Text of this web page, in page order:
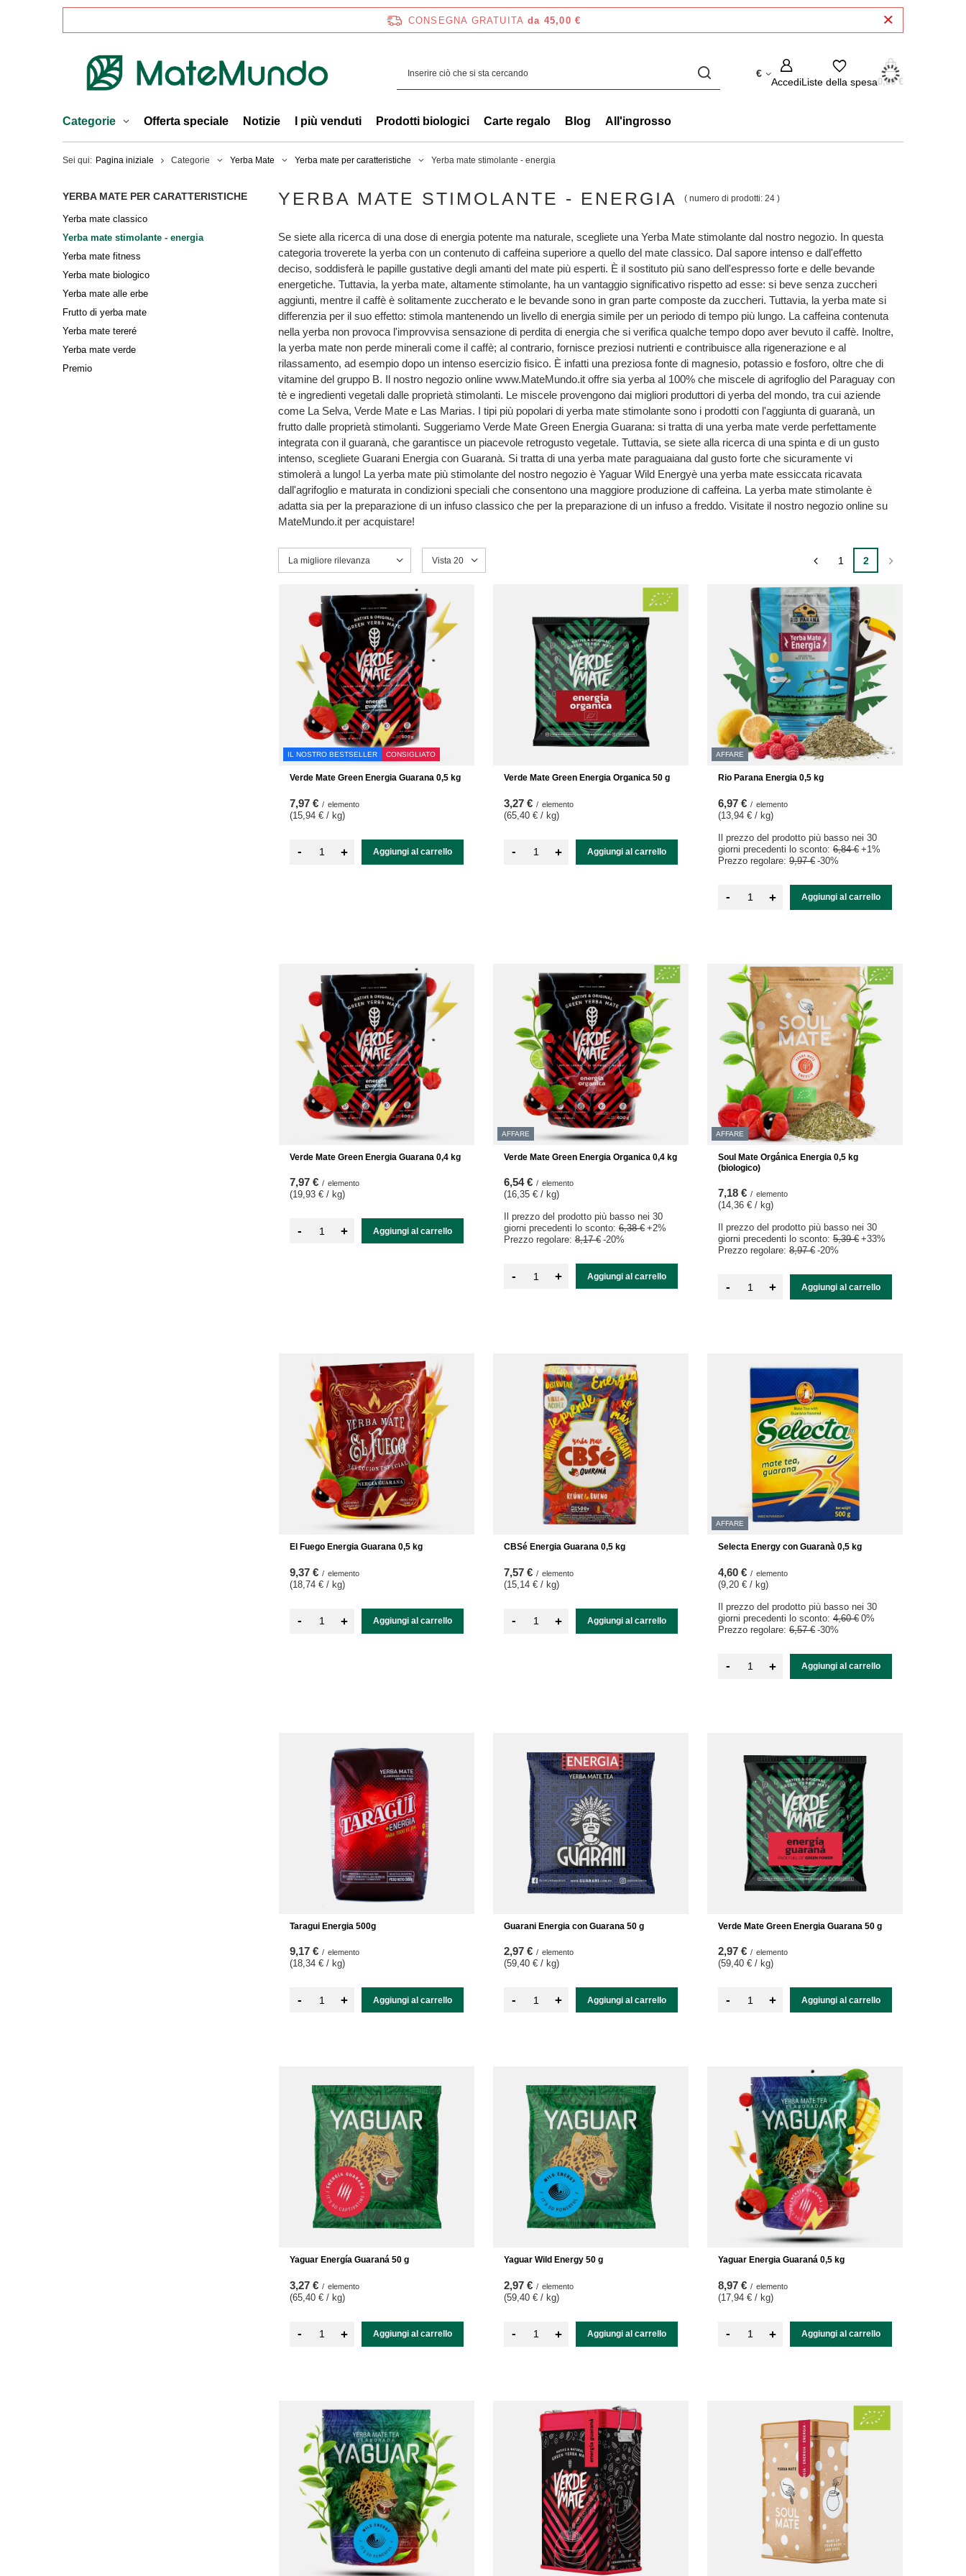
CONSEGNA GRATUITA da 45,00 €
€
AccediListe della spesa0,00 €
Categorie Offerta speciale Notizie I più venduti Prodotti biologici Carte regalo Blog All'ingrosso
Sei qui: Pagina iniziale Categorie Yerba Mate Yerba mate per caratteristiche Yerba mate stimolante - energia
YERBA MATE PER CARATTERISTICHE
Yerba mate classico
Yerba mate stimolante - energia
Yerba mate fitness
Yerba mate biologico
Yerba mate alle erbe
Frutto di yerba mate
Yerba mate tereré
Yerba mate verde
Premio
YERBA MATE STIMOLANTE - ENERGIA ( numero di prodotti: 24 )
Se siete alla ricerca di una dose di energia potente ma naturale, scegliete una Yerba Mate stimolante dal nostro negozio. In questa
categoria troverete la yerba con un contenuto di caffeina superiore a quello del mate classico. Dal sapore intenso e dall'effetto
deciso, soddisferà le papille gustative degli amanti del mate più esperti. È il sostituto più sano dell'espresso forte e delle bevande
energetiche. Tuttavia, la yerba mate, altamente stimolante, ha un vantaggio significativo rispetto ad esse: si beve senza zuccheri
aggiunti, mentre il caffè è solitamente zuccherato e le bevande sono in gran parte composte da zuccheri. Tuttavia, la yerba mate si
differenzia per il suo effetto: stimola mantenendo un livello di energia simile per un periodo di tempo più lungo. La caffeina contenuta
nella yerba non provoca l'improvvisa sensazione di perdita di energia che si verifica qualche tempo dopo aver bevuto il caffè. Inoltre,
la yerba mate non perde minerali come il caffè; al contrario, fornisce preziosi nutrienti e contribuisce alla rigenerazione e al
rilassamento, ad esempio dopo un intenso esercizio fisico. È infatti una preziosa fonte di magnesio, potassio e fosforo, oltre che di
vitamine del gruppo B. Il nostro negozio online www.MateMundo.it offre sia yerba al 100% che miscele di agrifoglio del Paraguay con
tè e ingredienti vegetali dalle proprietà stimolanti. Le miscele provengono dai migliori produttori di yerba del mondo, tra cui aziende
come La Selva, Verde Mate e Las Marias. I tipi più popolari di yerba mate stimolante sono i prodotti con l'aggiunta di guaranà, un
frutto dalle proprietà stimolanti. Suggeriamo Verde Mate Green Energia Guarana: si tratta di una yerba mate verde perfettamente
integrata con il guaranà, che garantisce un piacevole retrogusto vegetale. Tuttavia, se siete alla ricerca di una spinta e di un gusto
intenso, scegliete Guarani Energia con Guaranà. Si tratta di una yerba mate paraguaiana dal gusto forte che sicuramente vi
stimolerà a lungo! La yerba mate più stimolante del nostro negozio è Yaguar Wild Energyè una yerba mate essiccata ricavata
dall'agrifoglio e maturata in condizioni speciali che consentono una maggiore produzione di caffeina. La yerba mate stimolante è
adatta sia per la preparazione di un infuso classico che per la preparazione di un infuso a freddo. Visitate il nostro negozio online su
MateMundo.it per acquistare!
Modifica ordinamento
La migliore rilevanza Modifica il numero di prodotti visualizzati
Vista 20 1 2
IL NOSTRO BESTSELLER CONSIGLIATO
Verde Mate Green Energia Guarana 0,5 kg
7,97 € / elemento
(15,94 € / kg)
- + Aggiungi al carrello
Verde Mate Green Energia Organica 50 g
3,27 € / elemento
(65,40 € / kg)
- + Aggiungi al carrello
AFFARE
Rio Parana Energia 0,5 kg
6,97 € / elemento
(13,94 € / kg)
Il prezzo del prodotto più basso nei 30
giorni precedenti lo sconto: 6,84 € +1%
Prezzo regolare: 9,97 € -30%
- + Aggiungi al carrello
Verde Mate Green Energia Guarana 0,4 kg
7,97 € / elemento
(19,93 € / kg)
- + Aggiungi al carrello
AFFARE
Verde Mate Green Energia Organica 0,4 kg
6,54 € / elemento
(16,35 € / kg)
Il prezzo del prodotto più basso nei 30
giorni precedenti lo sconto: 6,38 € +2%
Prezzo regolare: 8,17 € -20%
- + Aggiungi al carrello
AFFARE
Soul Mate Orgánica Energia 0,5 kg
(biologico)
7,18 € / elemento
(14,36 € / kg)
Il prezzo del prodotto più basso nei 30
giorni precedenti lo sconto: 5,39 € +33%
Prezzo regolare: 8,97 € -20%
- + Aggiungi al carrello
El Fuego Energia Guarana 0,5 kg
9,37 € / elemento
(18,74 € / kg)
- + Aggiungi al carrello
CBSé Energia Guarana 0,5 kg
7,57 € / elemento
(15,14 € / kg)
- + Aggiungi al carrello
AFFARE
Selecta Energy con Guaranà 0,5 kg
4,60 € / elemento
(9,20 € / kg)
Il prezzo del prodotto più basso nei 30
giorni precedenti lo sconto: 4,60 € 0%
Prezzo regolare: 6,57 € -30%
- + Aggiungi al carrello
Taragui Energia 500g
9,17 € / elemento
(18,34 € / kg)
- + Aggiungi al carrello
Guarani Energia con Guarana 50 g
2,97 € / elemento
(59,40 € / kg)
- + Aggiungi al carrello
Verde Mate Green Energia Guarana 50 g
2,97 € / elemento
(59,40 € / kg)
- + Aggiungi al carrello
Yaguar Energía Guaraná 50 g
3,27 € / elemento
(65,40 € / kg)
- + Aggiungi al carrello
Yaguar Wild Energy 50 g
2,97 € / elemento
(59,40 € / kg)
- + Aggiungi al carrello
Yaguar Energia Guaraná 0,5 kg
8,97 € / elemento
(17,94 € / kg)
- + Aggiungi al carrello